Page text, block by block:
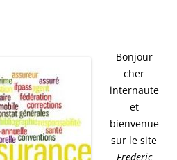
Bonjour
cher
internaute
et
bienvenue
sur le site
Frederic